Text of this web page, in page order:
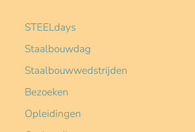
STEELdays
Staalbouwdag
Staalbouwwedstrijden
Bezoeken
Opleidingen